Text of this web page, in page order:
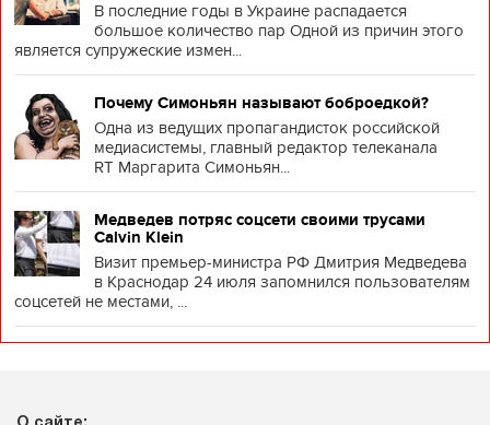
В последние годы в Украине распадается
большое количество пар Одной из причин этого
является супружеские измен...
Почему Симоньян называют боброедкой?
Одна из ведущих пропагандисток российской
медиасистемы, главный редактор телеканала
RT Маргарита Симоньян...
Медведев потряс соцсети своими трусами
Calvin Klein
Визит премьер-министра РФ Дмитрия Медведева
в Краснодар 24 июля запомнился пользователям
соцсетей не местами, ...